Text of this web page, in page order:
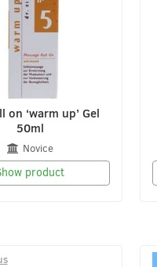
on ‘warm up’ Gel
50ml
Novice
product